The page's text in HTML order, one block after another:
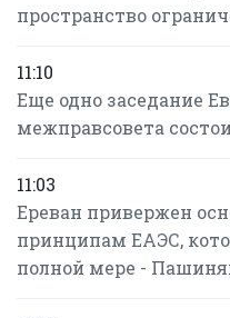
пространство
11:10
Еще одно заседание
межправсовета
11:03
Ереван привержен
принципам ЕАЭС,
полной мере -